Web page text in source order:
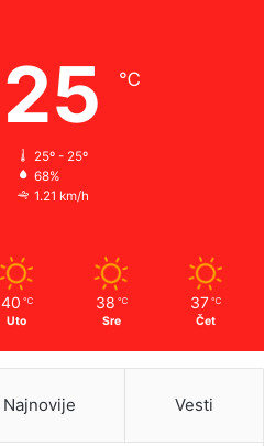
25 ℃
25º - 25º
68%
1.21 km/h
40 ℃
Uto
38 ℃
Sre
37 ℃
Čet
Najnovije Vesti